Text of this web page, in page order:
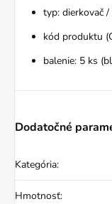
typ: dierkovač
kód produktu
balenie: 5 ks
Dodatočné
Kategória:
Hmotnosť: